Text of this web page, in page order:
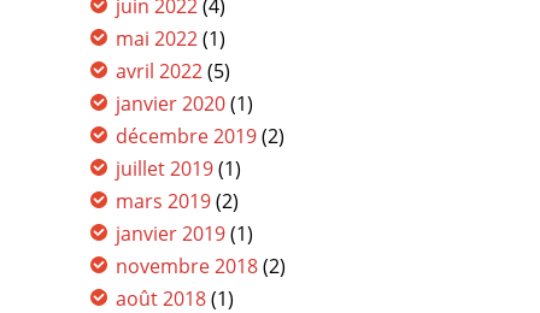
juin 2022(4)
mai 2022(1)
avril 2022(5)
janvier 2020(1)
décembre 2019(2)
juillet 2019(1)
mars 2019(2)
janvier 2019(1)
novembre 2018(2)
août 2018(1)